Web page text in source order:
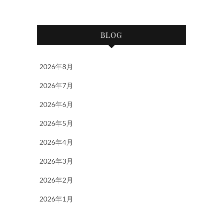
BLOG
2026年8月
2026年7月
2026年6月
2026年5月
2026年4月
2026年3月
2026年2月
2026年1月